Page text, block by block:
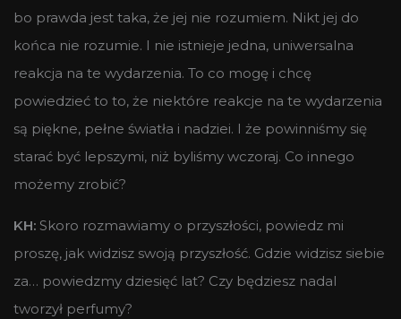
bo prawda jest taka, że jej nie rozumiem. Nikt jej do
końca nie rozumie. I nie istnieje jedna, uniwersalna
reakcja na te wydarzenia. To co mogę i chcę
powiedzieć to to, że niektóre reakcje na te wydarzenia
są piękne, pełne światła i nadziei. I że powinniśmy się
starać być lepszymi, niż byliśmy wczoraj. Co innego
możemy zrobić?
KH: Skoro rozmawiamy o przyszłości, powiedz mi
proszę, jak widzisz swoją przyszłość. Gdzie widzisz siebie
za… powiedzmy dziesięć lat? Czy będziesz nadal
tworzył perfumy?